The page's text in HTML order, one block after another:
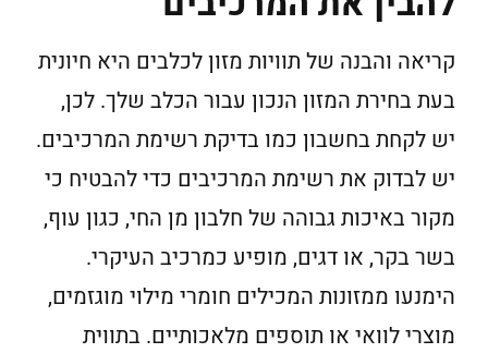
קריאה והבנה של תוויות מזון לכלבים היא חיונית
בעת בחירת המזון הנכון עבור הכלב שלך. לכן,
יש לקחת בחשבון כמו בדיקת רשימת המרכיבים.
יש לבדוק את רשימת המרכיבים כדי להבטיח כי
מקור באיכות גבוהה של חלבון מן החי, כגון עוף,
בשר בקר, או דגים, מופיע כמרכיב העיקרי.
הימנעו ממזונות המכילים חומרי מילוי מוגזמים,
מוצרי לוואי או תוספים מלאכותיים. בתווית